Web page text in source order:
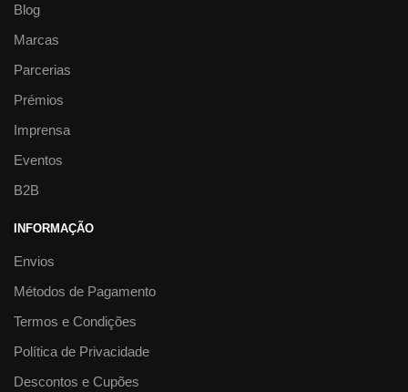
Blog
Marcas
Parcerias
Prémios
Imprensa
Eventos
B2B
INFORMAÇÃO
Envios
Métodos de Pagamento
Termos e Condições
Política de Privacidade
Descontos e Cupões